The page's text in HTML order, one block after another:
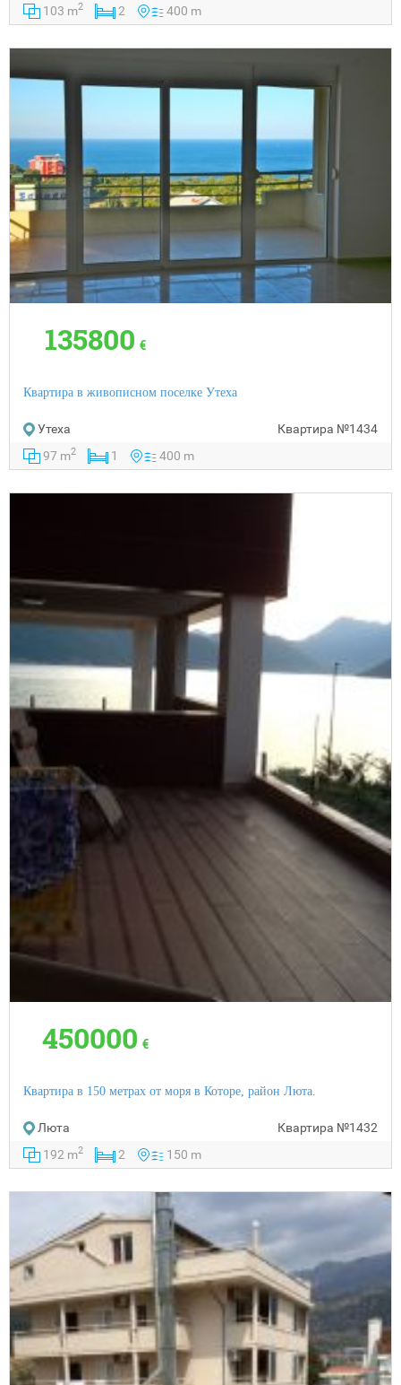
103 m2 2 400 m
135800 €
Квартира в живописном поселке Утеха
Утеха Квартира №1434
97 m2 1 400 m
450000 €
Квартира в 150 метрах от моря в Которе, район Люта.
Люта Квартира №1432
192 m2 2 150 m